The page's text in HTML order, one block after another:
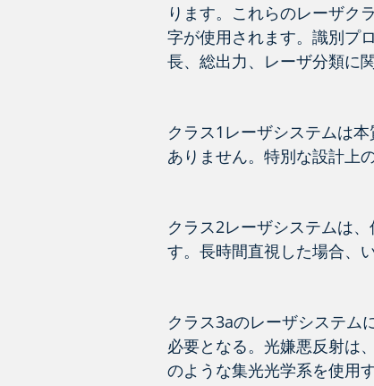
ります。これらのレーザク
字が使用されます。識別プ
長、総出力、レーザ分類に
クラス1レーザシステムは
ありません。特別な設計上
クラス2レーザシステムは
す。長時間直視した場合、
クラス3aのレーザシステム
必要となる。光嫌悪反射は
のような集光光学系を使用